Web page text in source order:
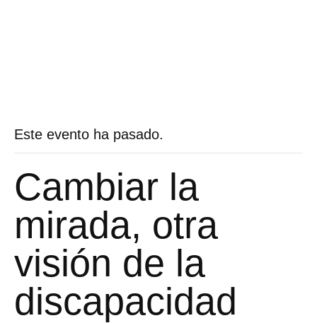
Este evento ha pasado.
Cambiar la
mirada, otra
visión de la
discapacidad